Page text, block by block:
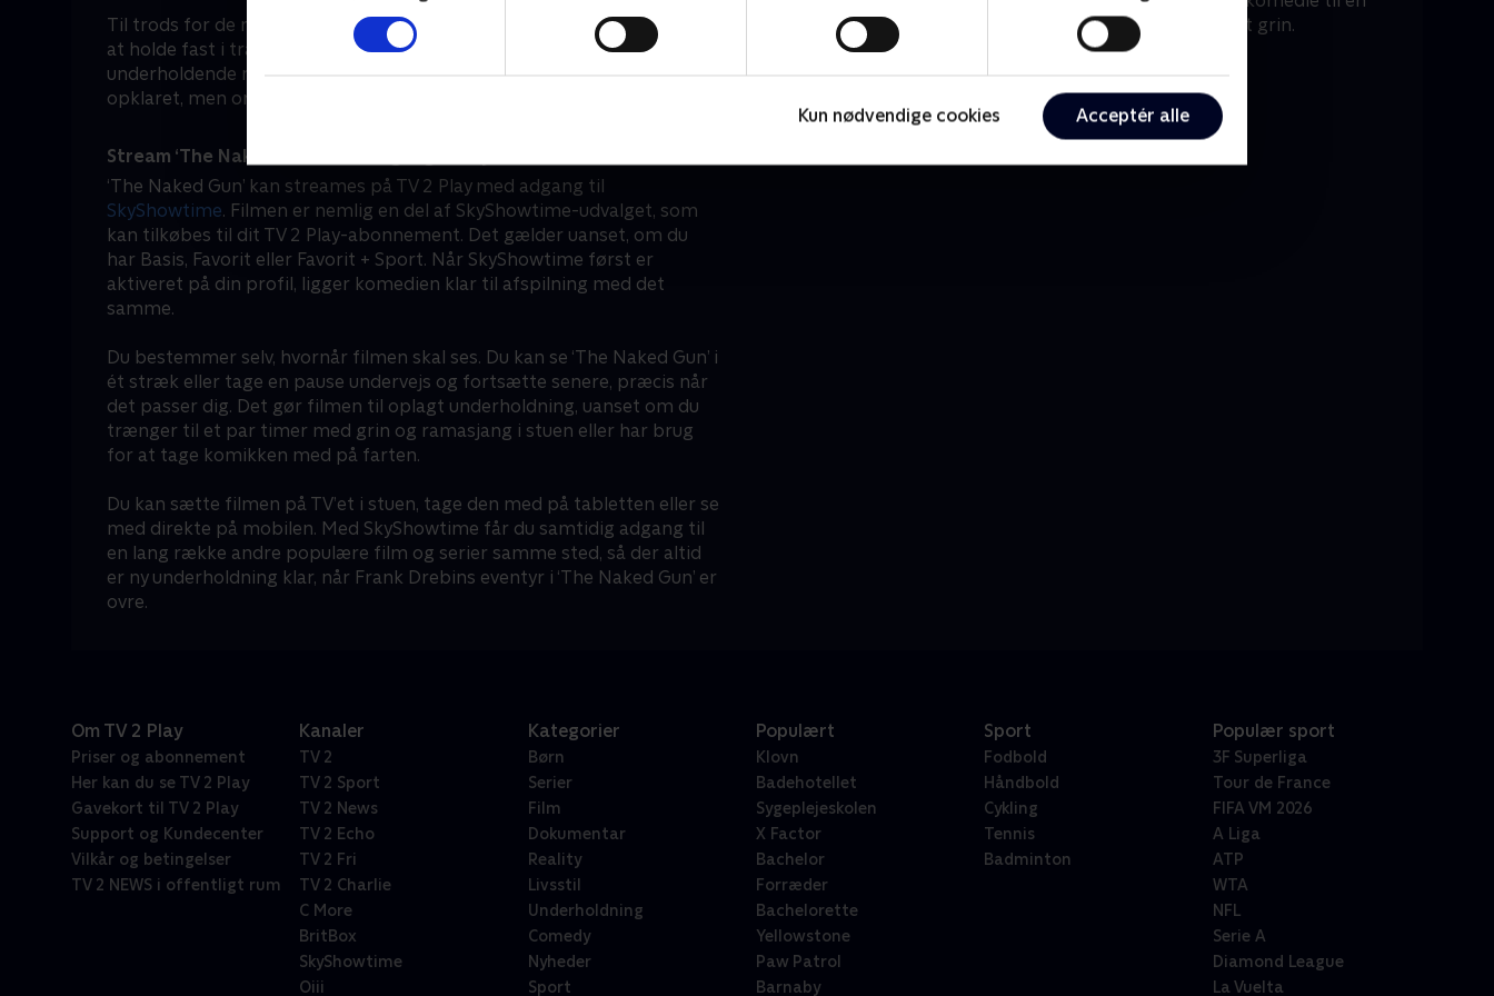
Kun nødvendige cookies Acceptér alle
Til trods for de mange bump på vejen formår Frank Drebin Jr. alligevel
at holde fast i trådene. ‘The Naked Gun’ tager dig med på en
underholdende mission, hvor spørgsmålet ikke kun er, om sagen bliver
opklaret, men om byen overhovedet overlever Franks hjælp.
aften, hvor målet blot er at læne sig tilbage og få et godt grin.
Stream ‘The Naked Gun’ med adgang til SkyShowtime
‘The Naked Gun’ kan streames på TV 2 Play med adgang til
SkyShowtime. Filmen er nemlig en del af SkyShowtime-udvalget, som
kan tilkøbes til dit TV 2 Play-abonnement. Det gælder uanset, om du
har Basis, Favorit eller Favorit + Sport. Når SkyShowtime først er
aktiveret på din profil, ligger komedien klar til afspilning med det
samme.
Du bestemmer selv, hvornår filmen skal ses. Du kan se ‘The Naked Gun’ i
ét stræk eller tage en pause undervejs og fortsætte senere, præcis når
det passer dig. Det gør filmen til oplagt underholdning, uanset om du
trænger til et par timer med grin og ramasjang i stuen eller har brug
for at tage komikken med på farten.
Du kan sætte filmen på TV’et i stuen, tage den med på tabletten eller se
med direkte på mobilen. Med SkyShowtime får du samtidig adgang til
en lang række andre populære film og serier samme sted, så der altid
er ny underholdning klar, når Frank Drebins eventyr i ‘The Naked Gun’ er
ovre.
Om TV 2 Play
Priser og abonnement
Her kan du se TV 2 Play
Gavekort til TV 2 Play
Support og Kundecenter
Vilkår og betingelser
TV 2 NEWS i offentligt rum
Kanaler
TV 2
TV 2 Sport
TV 2 News
TV 2 Echo
TV 2 Fri
TV 2 Charlie
C More
BritBox
SkyShowtime
Oiii
Kategorier
Børn
Serier
Film
Dokumentar
Reality
Livsstil
Underholdning
Comedy
Nyheder
Sport
Populært
Klovn
Badehotellet
Sygeplejeskolen
X Factor
Bachelor
Forræder
Bachelorette
Yellowstone
Paw Patrol
Barnaby
Sport
Fodbold
Håndbold
Cykling
Tennis
Badminton
Populær sport
3F Superliga
Tour de France
FIFA VM 2026
A Liga
ATP
WTA
NFL
Serie A
Diamond League
La Vuelta